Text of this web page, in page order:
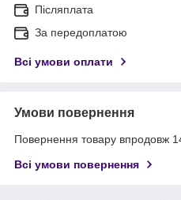
Післяплата
За передоплатою
Всі умови оплати
Умови повернення
Повернення товару впродовж
Всі умови повернення